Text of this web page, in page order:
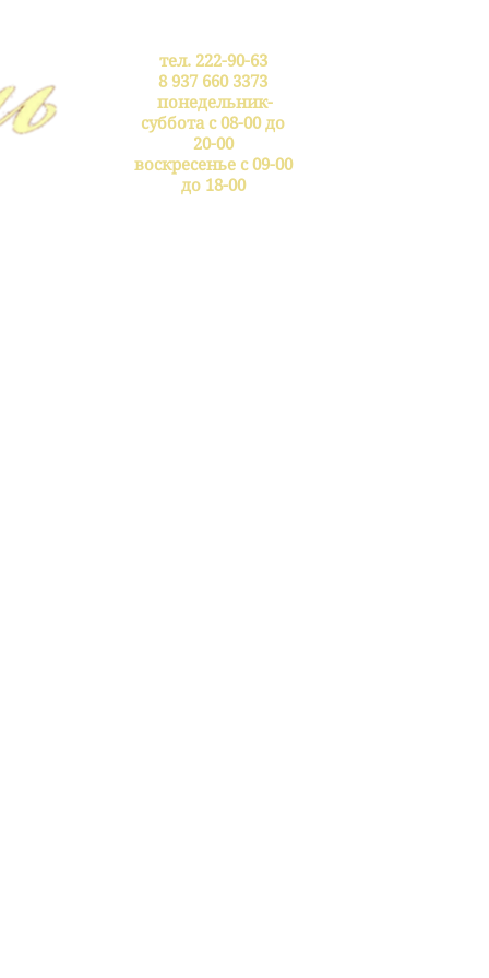
тел. 222-90-63
8 937 660 3373
понедельник-
суббота с 08-00 до
20-00
воскресенье с 09-00
до 18-00